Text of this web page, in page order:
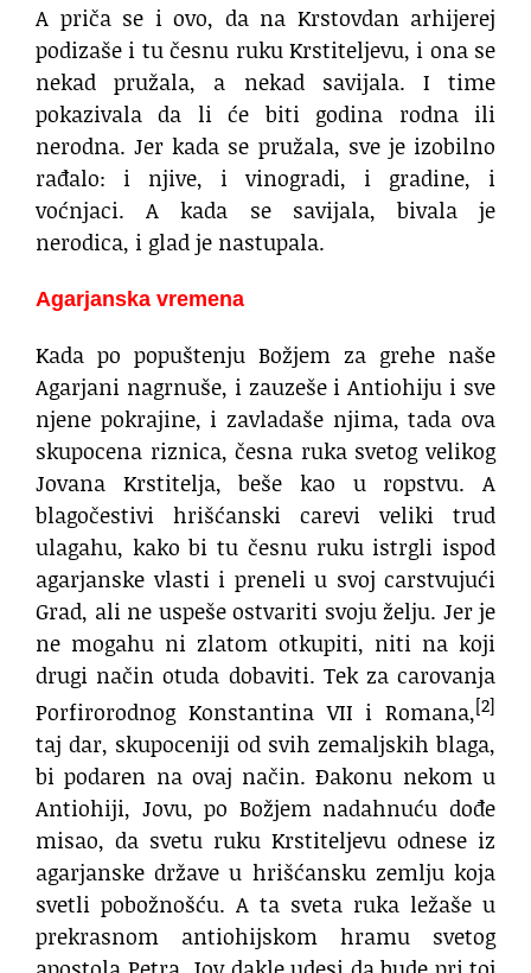
A priča se i ovo, da na Krstovdan arhijerej
podizaše i tu česnu ruku Krstiteljevu, i ona se
nekad pružala, a nekad savijala. I time
pokazivala da li će biti godina rodna ili
nerodna. Jer kada se pružala, sve je izobilno
rađalo: i njive, i vinogradi, i gradine, i
voćnjaci. A kada se savijala, bivala je
nerodica, i glad je nastupala.
Agarjanska vremena
Kada po popuštenju Božjem za grehe naše
Agarjani nagrnuše, i zauzeše i Antiohiju i sve
njene pokrajine, i zavladaše njima, tada ova
skupocena riznica, česna ruka svetog velikog
Jovana Krstitelja, beše kao u ropstvu. A
blagočestivi hrišćanski carevi veliki trud
ulagahu, kako bi tu česnu ruku istrgli ispod
agarjanske vlasti i preneli u svoj carstvujući
Grad, ali ne uspeše ostvariti svoju želju. Jer je
ne mogahu ni zlatom otkupiti, niti na koji
drugi način otuda dobaviti. Tek za carovanja
Porfirorodnog Konstantina VII i Romana,[2]
taj dar, skupoceniji od svih zemaljskih blaga,
bi podaren na ovaj način. Đakonu nekom u
Antiohiji, Jovu, po Božjem nadahnuću dođe
misao, da svetu ruku Krstiteljevu odnese iz
agarjanske države u hrišćansku zemlju koja
svetli pobožnošću. A ta sveta ruka ležaše u
prekrasnom antiohijskom hramu svetog